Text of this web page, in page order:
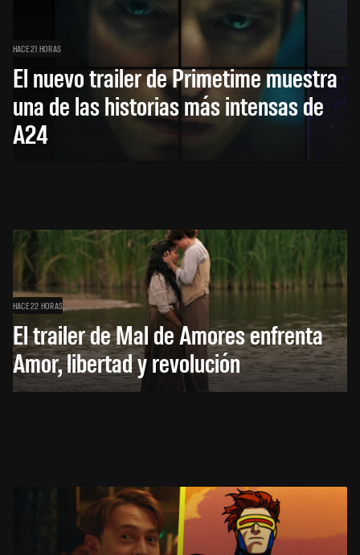
HACE 21 HORAS
El nuevo trailer de Primetime muestra
una de las historias más intensas de
A24
HACE 22 HORAS
El trailer de Mal de Amores enfrenta
Amor, libertad y revolución